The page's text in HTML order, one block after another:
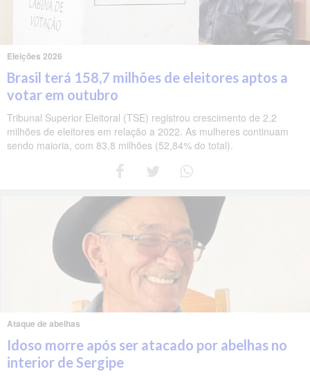
Eleições 2026
Brasil terá 158,7 milhões de eleitores aptos a
votar em outubro
Tribunal Superior Eleitoral (TSE) registrou crescimento de 2,2
milhões de eleitores em relação a 2022. As mulheres continuam
sendo maioria, com 83,8 milhões (52,84% do total).
Ataque de abelhas
Idoso morre após ser atacado por abelhas no
interior de Sergipe